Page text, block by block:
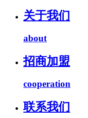
关于我们
about
招商加盟
cooperation
联系我们